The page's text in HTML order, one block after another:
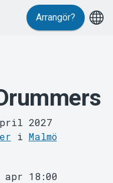
Arrangör?
2027
i Malmö
apr 18:00